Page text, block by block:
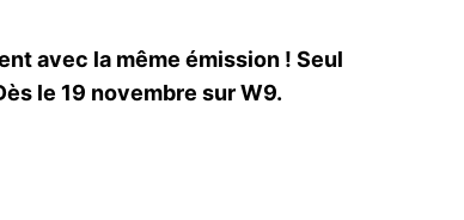
avec la même émission ! Seul
le 19 novembre sur W9.